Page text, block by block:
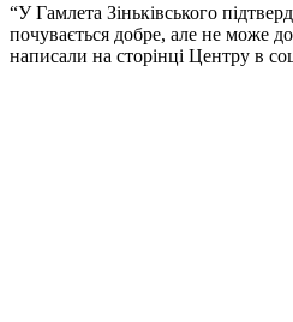
“У Гамлета Зіньківського
почувається добре, але не може
написали на сторінці Центру в